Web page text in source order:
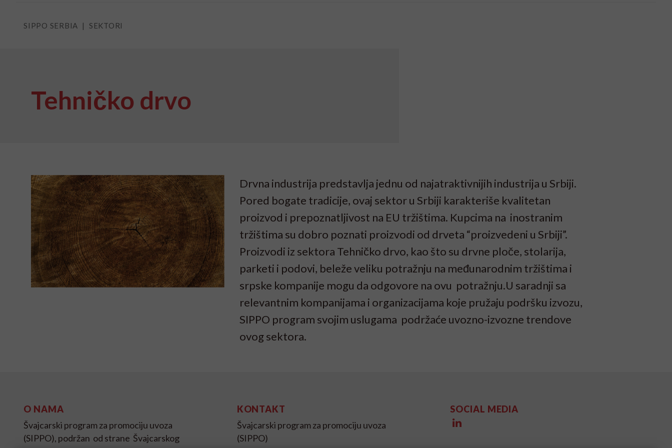
SIPPO SERBIA SEKTORI
Tehničko drvo
Drvna industrija predstavlja jednu od najatraktivnijih industrija u Srbiji.
Pored bogate tradicije, ovaj sektor u Srbiji karakteriše kvalitetan
proizvod i prepoznatljivost na EU tržištima. Kupcima na inostranim
tržištima su dobro poznati proizvodi od drveta “proizvedeni u Srbiji”.
Proizvodi iz sektora Tehničko drvo, kao što su drvne ploče, stolarija,
parketi i podovi, beleže veliku potražnju na međunarodnim tržištima i
srpske kompanije mogu da odgovore na ovu potražnju.U saradnji sa
relevantnim kompanijama i organizacijama koje pružaju podršku izvozu,
SIPPO program svojim uslugama podržaće uvozno-izvozne trendove
ovog sektora.
O NAMA
Švajcarski program za promociju uvoza
(SIPPO), podržan od strane Švajcarskog
KONTAKT
Švajcarski program za promociju uvoza
(SIPPO)
SOCIAL MEDIA